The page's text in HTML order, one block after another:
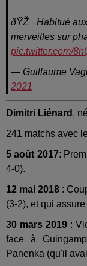
ðŸŽ¯ Habitué
merveilles sur
pic.twitter.com/
— Guillaume
2021
Dimitri Liénard ,
241 matchs avec
5 août 2017:
4-0).
12 mai 2018 :
(3-2), et qui
30 mars 2019 :
face à
Panenka (qu'il